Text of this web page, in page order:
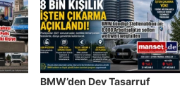
BMW’den Dev Tasarruf